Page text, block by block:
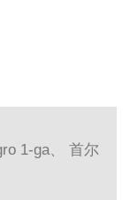
1-ga、 首尔